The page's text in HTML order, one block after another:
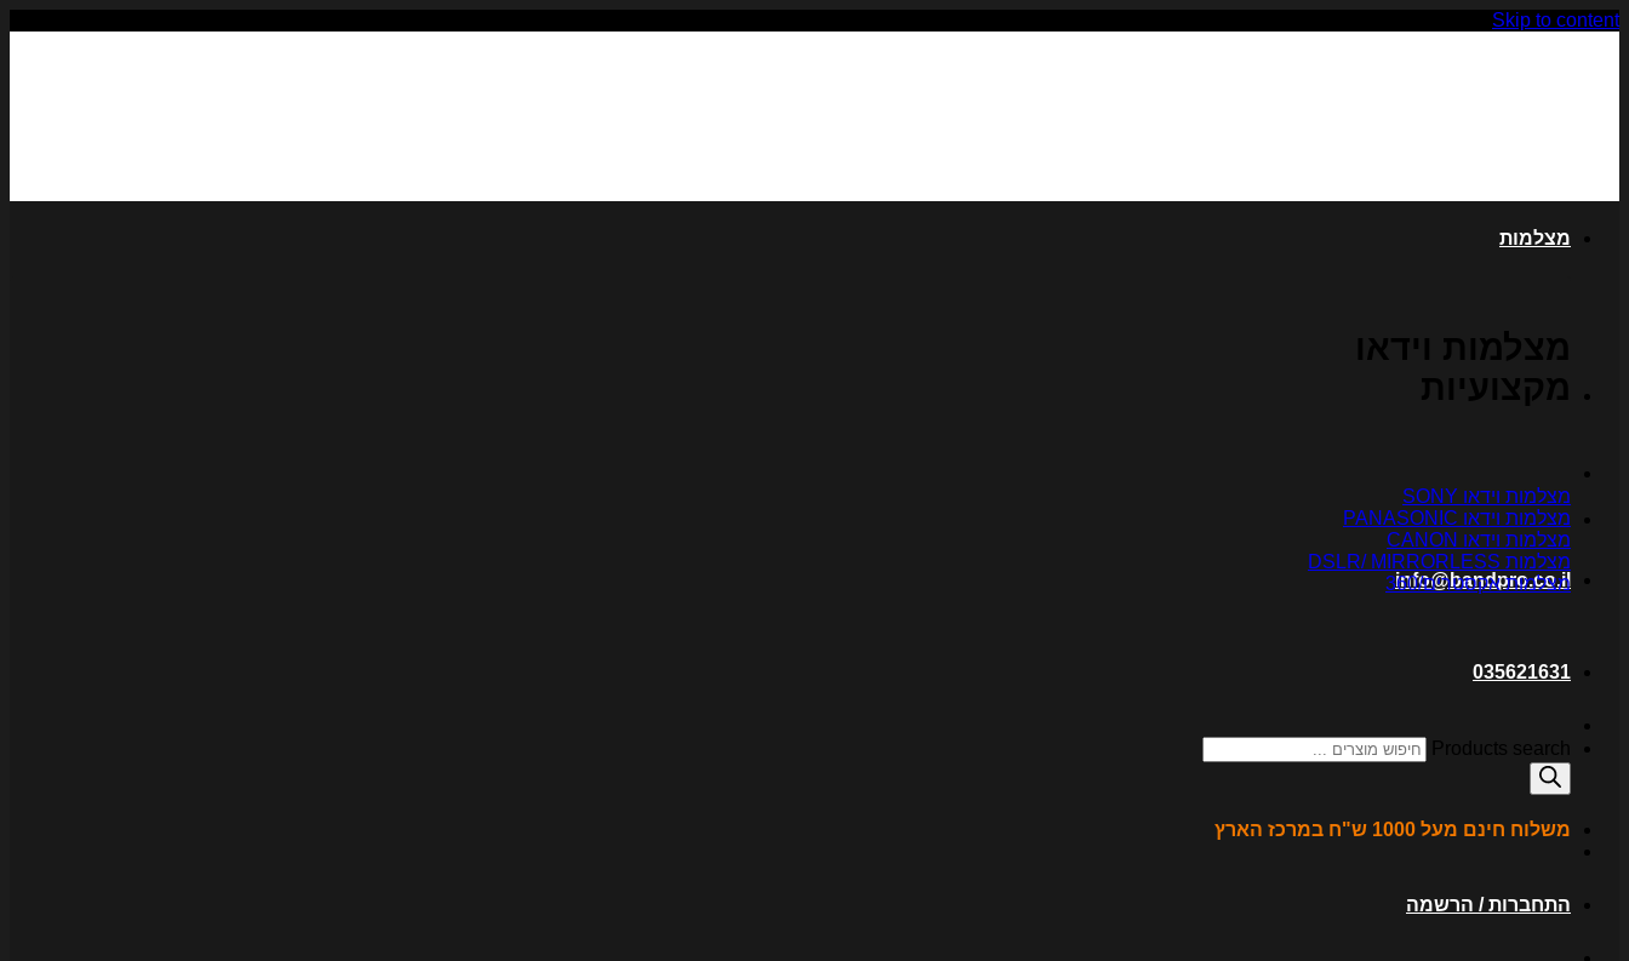
Skip to content
info@bandpro.co.il
035621631
Products search
משלוח חינם מעל 1000 ש"ח במרכז הארץ
התחברות / הרשמה
מצלמות
מצלמות וידאו
מקצועיות
מצלמות וידאו SONY
מצלמות וידאו PANASONIC
מצלמות וידאו CANON
מצלמות DSLR/ MIRRORLESS
מצלמות אקסטרים/360